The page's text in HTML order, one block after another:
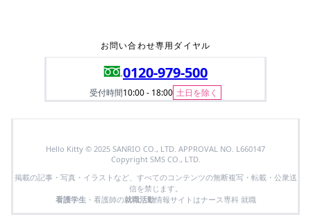
お問い合わせ専用ダイヤル
0120-979-500
受付時間10:00 - 18:00 土日を除く
Hello Kitty © 2025 SANRIO CO., LTD. APPROVAL NO. L660147
Copyright SMS CO., LTD.
掲載の記事・写真・イラストなど、すべてのコンテンツの無断複写・転載・公衆送
信を禁じます。
看護学生・看護師の就職活動情報サイトはナース専科 就職